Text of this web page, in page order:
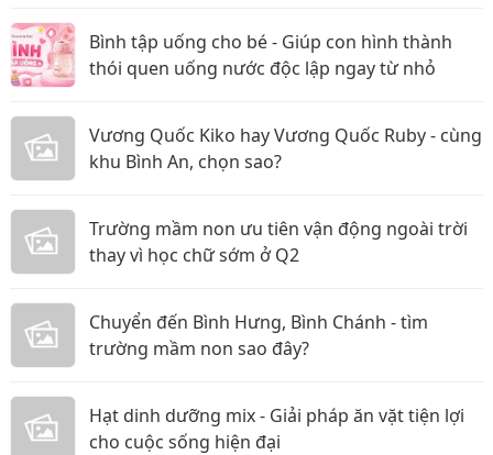
Bình tập uống cho bé - Giúp con hình thành
thói quen uống nước độc lập ngay từ nhỏ
Vương Quốc Kiko hay Vương Quốc Ruby - cùng
khu Bình An, chọn sao?
Trường mầm non ưu tiên vận động ngoài trời
thay vì học chữ sớm ở Q2
Chuyển đến Bình Hưng, Bình Chánh - tìm
trường mầm non sao đây?
Hạt dinh dưỡng mix - Giải pháp ăn vặt tiện lợi
cho cuộc sống hiện đại